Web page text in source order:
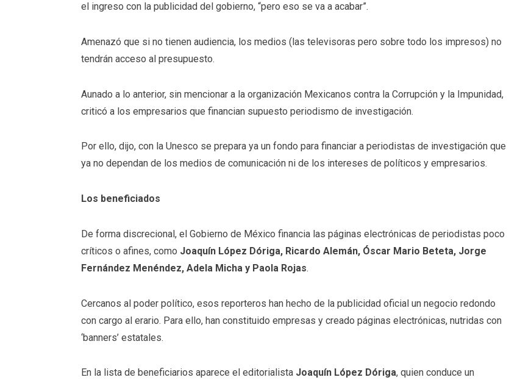
el ingreso con la publicidad del gobierno, “pero eso se va a acabar”.
Amenazó que si no tienen audiencia, los medios (las televisoras pero sobre todo los impresos) no
tendrán acceso al presupuesto.
Aunado a lo anterior, sin mencionar a la organización Mexicanos contra la Corrupción y la Impunidad,
criticó a los empresarios que financian supuesto periodismo de investigación.
Por ello, dijo, con la Unesco se prepara ya un fondo para financiar a periodistas de investigación que
ya no dependan de los medios de comunicación ni de los intereses de políticos y empresarios.
Los beneficiados
De forma discrecional, el Gobierno de México financia las páginas electrónicas de periodistas poco
críticos o afines, como Joaquín López Dóriga, Ricardo Alemán, Óscar Mario Beteta, Jorge
Fernández Menéndez, Adela Micha y Paola Rojas.
Cercanos al poder político, esos reporteros han hecho de la publicidad oficial un negocio redondo
con cargo al erario. Para ello, han constituido empresas y creado páginas electrónicas, nutridas con
‘banners’ estatales.
En la lista de beneficiarios aparece el editorialista Joaquín López Dóriga, quien conduce un